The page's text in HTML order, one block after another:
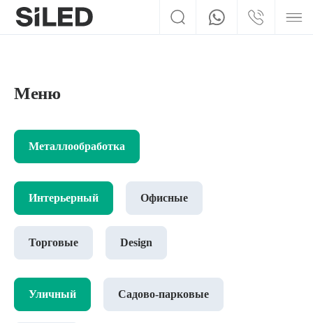
Меню
Металлообработка
Интерьерный Офисные
Торговые Design
Уличный Садово-парковые